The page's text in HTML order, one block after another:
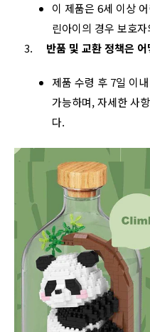
이 제품은 6세 이상
린아이의 경우 보호
반품 및 교환 정책은
제품 수령 후 7일 이
가능하며, 자세한 사
다.